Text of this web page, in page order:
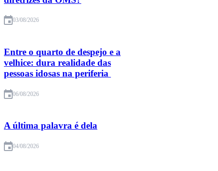
03/08/2026
Entre o quarto de despejo e a
velhice: dura realidade das
pessoas idosas na periferia
06/08/2026
A última palavra é dela
04/08/2026